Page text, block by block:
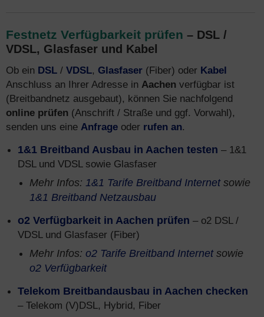
Festnetz Verfügbarkeit prüfen – DSL /
VDSL, Glasfaser und Kabel
Ob ein DSL / VDSL, Glasfaser (Fiber) oder Kabel
Anschluss an Ihrer Adresse in Aachen verfügbar ist
(Breitbandnetz ausgebaut), können Sie nachfolgend
online prüfen (Anschrift / Straße und ggf. Vorwahl),
senden uns eine Anfrage oder rufen an.
1&1 Breitband Ausbau in Aachen testen – 1&1
DSL und VDSL sowie Glasfaser
Mehr Infos: 1&1 Tarife Breitband Internetsowie
1&1 Breitband Netzausbau
o2 Verfügbarkeit in Aachen prüfen – o2 DSL /
VDSL und Glasfaser (Fiber)
Mehr Infos: o2 Tarife Breitband Internetsowie
o2 Verfügbarkeit
Telekom Breitbandausbau in Aachen checken
– Telekom (V)DSL, Hybrid, Fiber